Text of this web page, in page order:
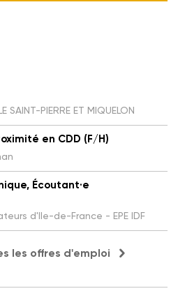
SAINT-PIERRE ET MIQUELON
en CDD (F/H)
Écoutant·e
d'Ile-de-France - EPE IDF
les offres d'emploi